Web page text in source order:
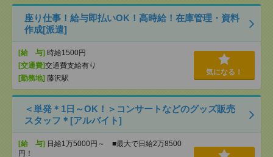
座り仕事！給与即払いOK！高時給！在庫管理・資料
作成[派遣]
[給 与] 時給1500円
[交通費]交通費支給有り
[勤務地] 藤沢駅
気になる！
＜単発＊1日～OK！＞コンサートなどのグッズ販売
スタッフ＊[アルバイト]
[給 与] 日給1万5000円～ ■最大で日給2万8500
円！